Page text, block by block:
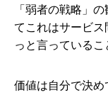
「弱者の戦略」
てこれはサービ
っと言っているこ
価値は自分で決め